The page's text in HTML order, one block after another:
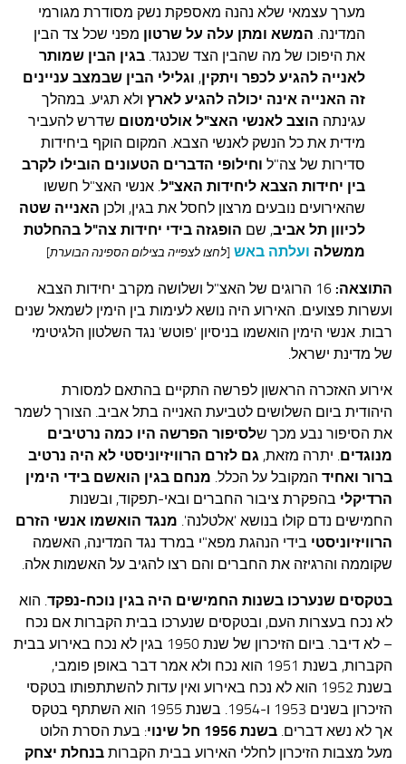
מערך עצמאי שלא נהנה מאספקת נשק מסודרת מגורמי
המדינה. המשא ומתן עלה על שרטון מפני שכל צד הבין
את היפוכו של מה שהבין הצד שכנגד. בגין הבין שמותר
לאנייה להגיע לכפר ויתקין, וגלילי הבין שבמצב עניינים
זה האנייה אינה יכולה להגיע לארץ ולא תגיע. במהלך
עגינתה הוצב לאנשי האצ"ל אולטימטום שדרש להעביר
מידית את כל הנשק לאנשי הצבא. המקום הוקף ביחידות
סדירות של צה"ל וחילופי הדברים הטעונים הובילו לקרב
בין יחידות הצבא ליחידות האצ"ל. אנשי האצ"ל חששו
שהאירועים נובעים מרצון לחסל את בגין, ולכן האנייה שטה
לכיוון תל אביב, שם הופגזה בידי יחידות צה"ל בהחלטת
ממשלה ועלתה באש [לחצו לצפייה בצילום הספינה הבוערת]
התוצאה:
16 הרוגים של האצ"ל ושלושה מקרב יחידות הצבא
ועשרות פצועים. האירוע היה נושא לעימות בין הימין לשמאל שנים
רבות. אנשי הימין הואשמו בניסיון 'פוטש' נגד השלטון הלגיטימי
של מדינת ישראל.
אירוע האזכרה הראשון לפרשה התקיים בהתאם למסורת
היהודית ביום השלושים לטביעת האנייה בתל אביב. הצורך לשמר
את הסיפור נבע מכך שלסיפור הפרשה היו כמה נרטיבים
מנוגדים. יתרה מזאת, גם לזרם הרוויזיוניסטי לא היה נרטיב
ברור ואחיד המקובל על הכלל. מנחם בגין הואשם בידי הימין
הרדיקלי בהפקרת ציבור החברים ובאי-תפקוד, ובשנות
החמישים נדם קולו בנושא 'אלטלנה'. מנגד הואשמו אנשי הזרם
הרוויזיוניסטי בידי הנהגת מפא"י במרד נגד המדינה, האשמה
שקוממה והרגיזה את החברים והם רצו להגיב על האשמות אלה.
בטקסים שנערכו בשנות החמישים היה בגין נוכח-נפקד. הוא
לא נכח בעצרות העם, ובטקסים שנערכו בבית הקברות אם נכח
– לא דיבר. ביום הזיכרון של שנת 1950 בגין לא נכח באירוע בבית
הקברות, בשנת 1951 הוא נכח ולא אמר דבר באופן פומבי,
בשנת 1952 הוא לא נכח באירוע ואין עדות להשתתפותו בטקסי
הזיכרון בשנים 1953 ו-1954. בשנת 1955 הוא השתתף בטקס
אך לא נשא דברים. בשנת 1956 חל שינוי
: בעת הסרת הלוט
מעל מצבות הזיכרון לחללי האירוע בבית הקברות בנחלת יצחק